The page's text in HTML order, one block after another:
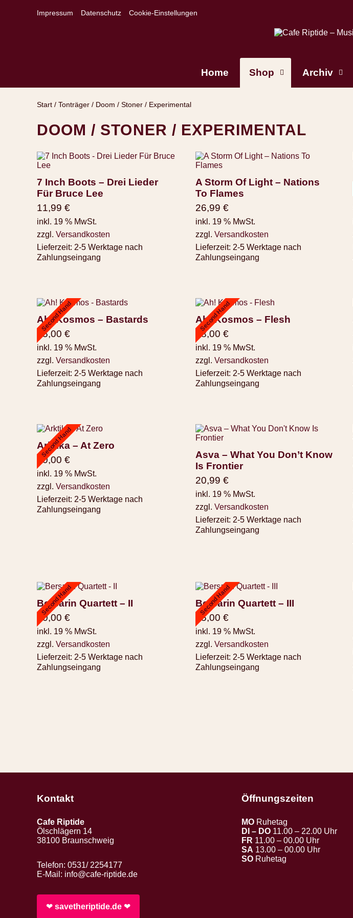
Home Shop Archiv
Impressum Datenschutz
Cookie-Einstellungen
Start / Tonträger / Doom / Stoner / Experimental
DOOM / STONER / EXPERIMENTAL
7 Inch Boots – Drei Lieder
Für Bruce Lee
11,99 €
inkl. 19 % MwSt.
zzgl. Versandkosten
Lieferzeit: 2-5 Werktage nach
Zahlungseingang
A Storm Of Light ‎– Nations
To Flames
26,99 €
inkl. 19 % MwSt.
zzgl. Versandkosten
Lieferzeit: 2-5 Werktage nach
Zahlungseingang
Second Hand
Ah! Kosmos – Bastards
25,00 €
inkl. 19 % MwSt.
zzgl. Versandkosten
Lieferzeit: 2-5 Werktage nach
Zahlungseingang
Second Hand
Ah! Kosmos – Flesh
18,00 €
inkl. 19 % MwSt.
zzgl. Versandkosten
Lieferzeit: 2-5 Werktage nach
Zahlungseingang
Second Hand
Arktika – At Zero
20,00 €
inkl. 19 % MwSt.
zzgl. Versandkosten
Lieferzeit: 2-5 Werktage nach
Zahlungseingang
Asva ‎– What You Don’t Know
Is Frontier
20,99 €
inkl. 19 % MwSt.
zzgl. Versandkosten
Lieferzeit: 2-5 Werktage nach
Zahlungseingang
Second Hand
Bersarin Quartett – II
70,00 €
inkl. 19 % MwSt.
zzgl. Versandkosten
Lieferzeit: 2-5 Werktage nach
Zahlungseingang
Second Hand
Bersarin Quartett – III
35,00 €
inkl. 19 % MwSt.
zzgl. Versandkosten
Lieferzeit: 2-5 Werktage nach
Zahlungseingang
Kontakt
Cafe Riptide
Ölschlägern 14
38100 Braunschweig
Telefon: 0531/ 2254177
E-Mail: info@cafe-riptide.de
❤︎ savetheriptide.de ❤︎
Öffnungszeiten
MO Ruhetag
DI – DO 11.00 – 22.00 Uhr
FR 11.00 – 00.00 Uhr
SA 13.00 – 00.00 Uhr
SO Ruhetag